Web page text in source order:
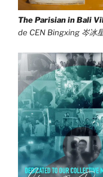
The Parisian in Bali
de CEN Bingxing 岑冰